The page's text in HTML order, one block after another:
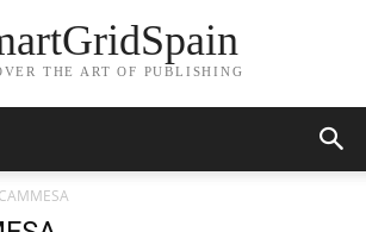
THE ART OF PUBLISHING
CAMMESA